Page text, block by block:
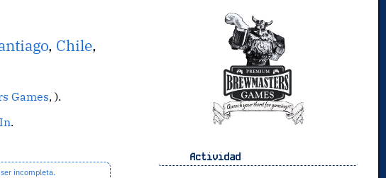
, Chile,
Games, ).
.
incompleta.
Actividad